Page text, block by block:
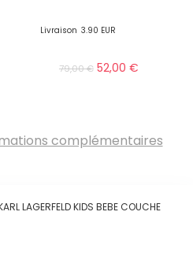
Livraison 3.90 EUR
79,00€ 52,00 €
complémentaires
LAGERFELD KIDS BEBE COUCHE